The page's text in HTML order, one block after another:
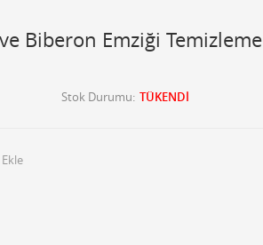
Biberon Emziği Temizleme
Stok Durumu TÜKENDİ